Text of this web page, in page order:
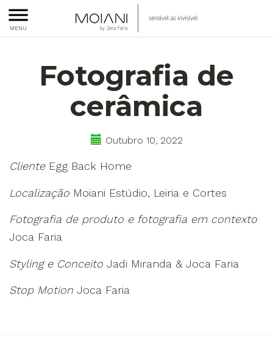
invisível
MENU
Fotografia de
cerâmica
Outubro 10, 2022
ClienteEgg Back Home
Localização Moiani Estúdio, Leiria e Cortes
Fotografia de produto e fotografia em contexto
Joca Faria
Styling e Conceito Jadi Miranda & Joca Faria
Stop Motion Joca Faria